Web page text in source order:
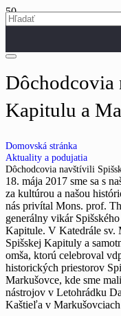
Dôchodcovia
Kapitulu a
Domovská stránka
Aktuality a podujatia
Dôchodcovia navštívili
18. mája 2017 sme sa s
za kultúrou a našou
nás privítal Mons. prof.
generálny vikár
Kapitule. V Katedrále sv.
Spišskej Kapituly a
omša, ktorú celebroval
historických priestorov
Markušovce, kde sme
nástrojov v Letohrádku
Kaštieľa v